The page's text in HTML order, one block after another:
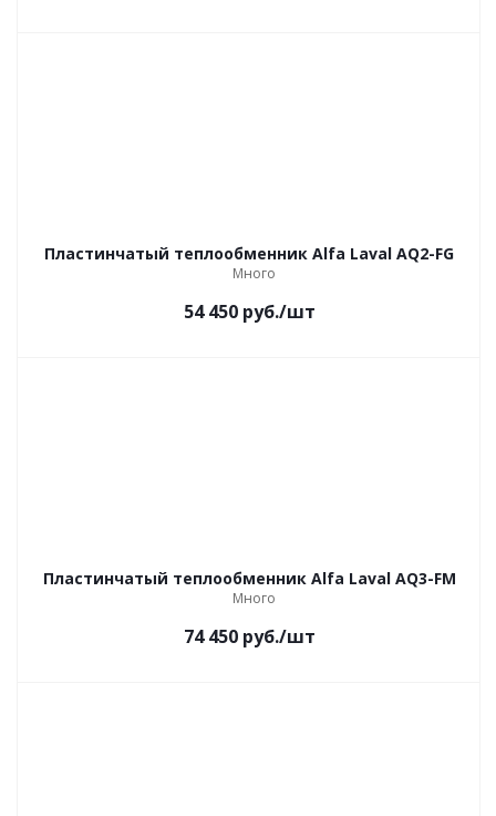
Пластинчатый теплообменник Alfa Laval AQ2-FG
Много
54 450руб./шт
Пластинчатый теплообменник Alfa Laval AQ3-FM
Много
74 450руб./шт